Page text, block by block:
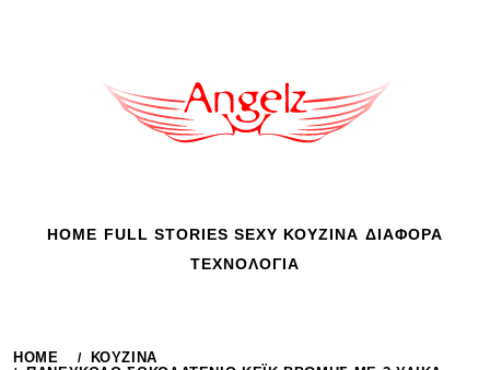
HOME FULL STORIES SEXY ΚΟΥΖΙΝΑ ΔΙΑΦΟΡΑ
ΤΕΧΝΟΛΟΓΙΑ
HOME
ΚΟΥΖΙΝΑ